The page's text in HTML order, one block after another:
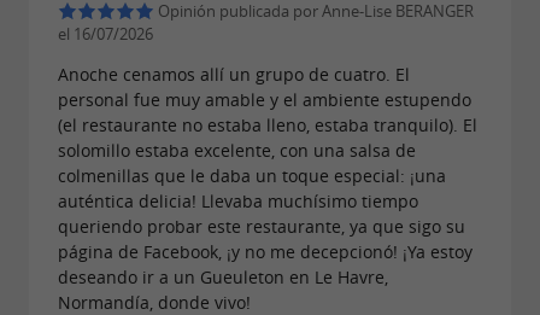
Opinión publicada por Anne-Lise BERANGER
el 16/07/2026
Anoche cenamos allí un grupo de cuatro. El
personal fue muy amable y el ambiente estupendo
(el restaurante no estaba lleno, estaba tranquilo). El
solomillo estaba excelente, con una salsa de
colmenillas que le daba un toque especial: ¡una
auténtica delicia! Llevaba muchísimo tiempo
queriendo probar este restaurante, ya que sigo su
página de Facebook, ¡y no me decepcionó! ¡Ya estoy
deseando ir a un Gueuleton en Le Havre,
Normandía, donde vivo!